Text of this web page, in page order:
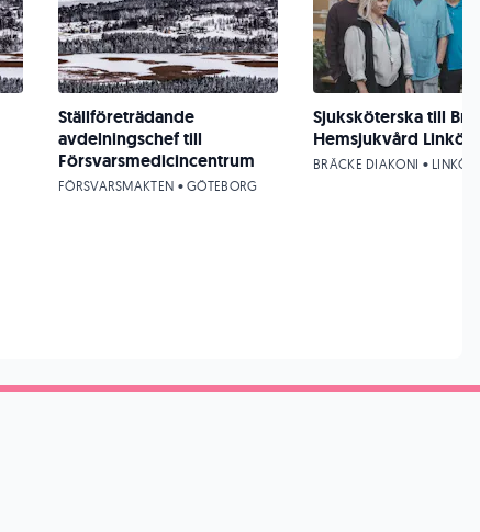
Ställföreträdande
avdelningschef till
Försvarsmedicincentrum
FÖRSVARSMAKTEN • GÖTEBORG
Sjuksköterska till
Hemsjukvård
BRÄCKE DIAKONI •